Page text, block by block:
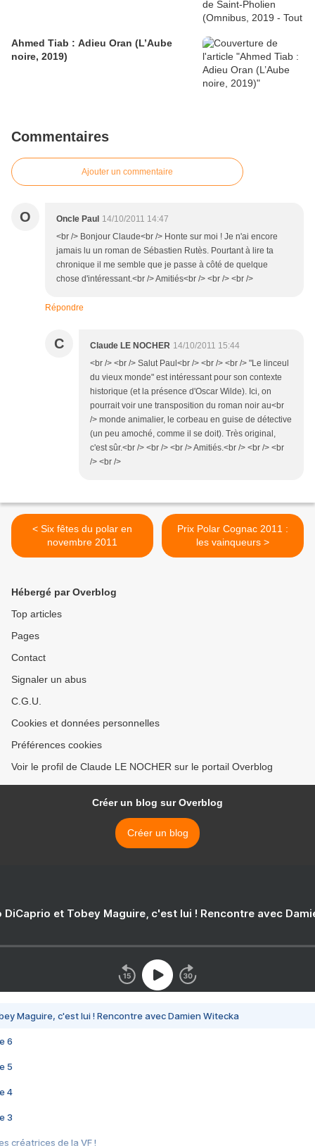
Ahmed Tiab : Adieu Oran (L’Aube
noire, 2019)
Commentaires
Ajouter un commentaire
O Oncle Paul 14/10/2011 14:47
<br /> Bonjour Claude<br /> Honte sur moi ! Je n'ai encore
jamais lu un roman de Sébastien Rutès. Pourtant à lire ta
chronique il me semble que je passe à côté de quelque
chose d'intéressant.<br /> Amitiés<br /> <br /> <br />
Répondre
C Claude LE NOCHER 14/10/2011 15:44
<br /> <br /> Salut Paul<br /> <br /> <br /> "Le linceul
du vieux monde" est intéressant pour son contexte
historique (et la présence d'Oscar Wilde). Ici, on
pourrait voir une transposition du roman noir au<br
/> monde animalier, le corbeau en guise de détective
(un peu amoché, comme il se doit). Très original,
c'est sûr.<br /> <br /> <br /> Amitiés.<br /> <br /> <br
/> <br />
< Six fêtes du polar en
novembre 2011
Prix Polar Cognac 2011 :
les vainqueurs >
Hébergé par Overblog
Top articles
Pages
Contact
Signaler un abus
C.G.U.
Cookies et données personnelles
Préférences cookies
Voir le profil de Claude LE NOCHER sur le portail Overblog
Créer un blog sur Overblog
Créer un blog
DiCaprio et Tobey Maguire, c'est lui ! Rencontre avec
Maguire, c'est lui ! Rencontre avec Damien Witecka
6
5
4
3
créatrices de la VF !